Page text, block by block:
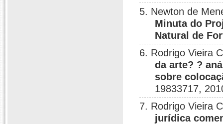
5. Newton de
Minuta do
Natural de
6. Rodrigo Vieira
da arte? ?
sobre
19833717,
7. Rodrigo Vieira
jurídica